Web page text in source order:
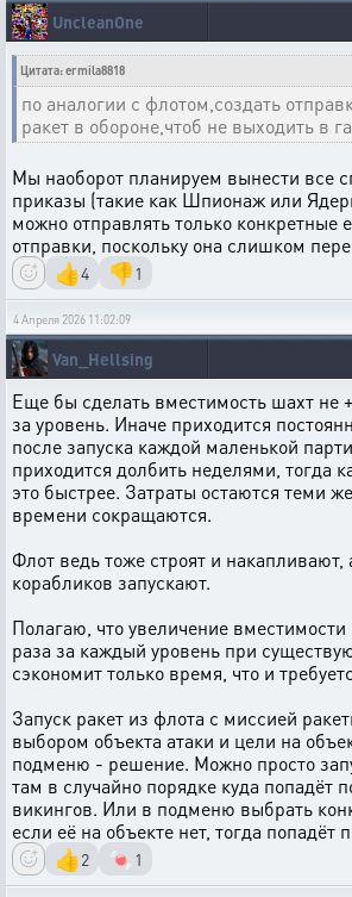
UncleanOne
Цитата: ermila8818
по аналогии с флотом,создать
ракет в обороне,чтоб не выходить в
Мы наоборот планируем вынести все
приказы (такие как Шпионаж или
можно отправлять только
отправки, поскольку она слишком
👍4 👎1
4 Апреля 2026 11:02:09
Van_Hellsing
Еще бы сделать вместимость шахт не
за уровень. Иначе приходится
после запуска каждой маленькой
приходится долбить неделями, тогда
это быстрее. Затраты остаются теми
времени сокращаются.
Флот ведь тоже строят и накапливают,
корабликов запускают.
Полагаю, что увеличение
раза за каждый уровень при
сэкономит только время, что и
Запуск ракет из флота с миссией
выбором объекта атаки и цели на
подменю - решение. Можно просто
там в случайно порядке куда попадёт
викингов. Или в подменю выбрать
если её на объекте нет, тогда попадёт
👍2 🍬 1